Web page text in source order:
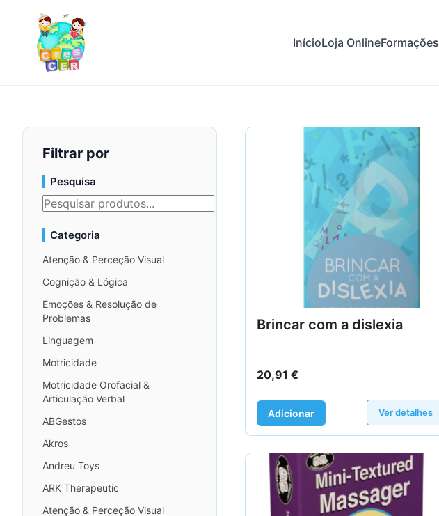
InícioLoja OnlineFormações
Filtrar por
Pesquisa
Categoria
Atenção & Perceção Visual
Cognição & Lógica
Emoções & Resolução de
Problemas
Linguagem
Motricidade
Motricidade Orofacial &
Articulação Verbal
ABGestos
Akros
Andreu Toys
ARK Therapeutic
Atenção & Perceção Visual
Brincar com a dislexia
20,91 €
Adicionar Ver detalhes